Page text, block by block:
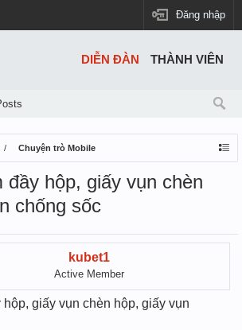
Đăng nhập
Chuyện trò Mobile
đầy hộp, giấy vụn chèn
chống sốc
kubet1
Active Member
giấy vụn chèn hộp, giấy vụn
DIỄN ĐÀN THÀNH VIÊN